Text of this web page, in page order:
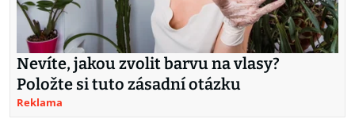
Nevíte, jakou zvolit barvu na vlasy?
Položte si tuto zásadní otázku
Reklama